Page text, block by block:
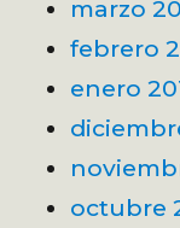
marzo
febrero
enero
octubre